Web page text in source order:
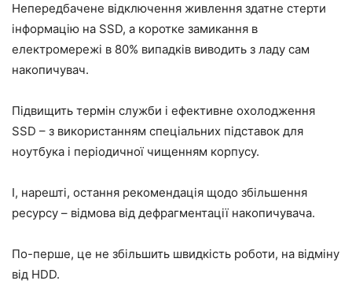
Непередбачене відключення живлення здатне стерти
інформацію на SSD, а коротке замикання в
електромережі в 80% випадків виводить з ладу сам
накопичувач.
Підвищить термін служби і ефективне охолодження
SSD – з використанням спеціальних підставок для
ноутбука і періодичної чищенням корпусу.
І, нарешті, остання рекомендація щодо збільшення
ресурсу – відмова від дефрагментації накопичувача.
По-перше, це не збільшить швидкість роботи, на відміну
від HDD.